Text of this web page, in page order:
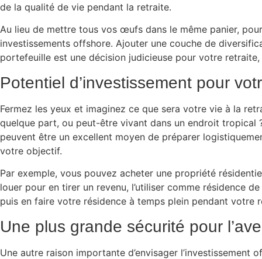
de la qualité de vie pendant la retraite.
Au lieu de mettre tous vos œufs dans le même panier,
investissements offshore. Ajouter une couche de
portefeuille est une décision judicieuse pour votre
Potentiel d’investissement pour
Fermez les yeux et imaginez ce que sera votre vie à la
quelque part, ou peut-être vivant dans un endroit tropical
peuvent être un excellent moyen de préparer
votre objectif.
Par exemple, vous pouvez acheter une propriété
louer pour en tirer un revenu, l’utiliser comme résidence
puis en faire votre résidence à temps plein pendant votre
Une plus grande sécurité pour
Une autre raison importante d’envisager l’investissement